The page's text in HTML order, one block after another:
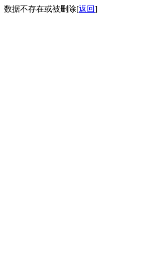
数据不存在或被删除[返回]